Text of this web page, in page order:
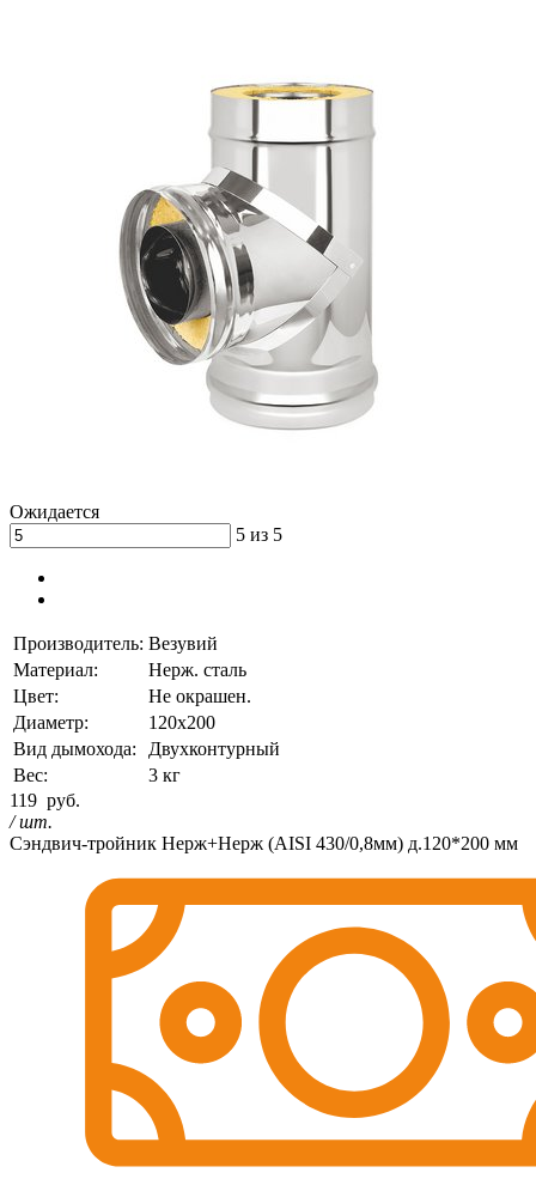
Ожидается
5 из 5
Производитель: Везувий
Материал:
Нерж. сталь
Цвет:
Не окрашен.
Диаметр:
120х200
Вид дымохода:
Двухконтурный
Вес:
3 кг
119 руб.
/ шт.
Сэндвич-тройник Нерж+Нерж (AISI 430/0,8мм) д.120*200 мм